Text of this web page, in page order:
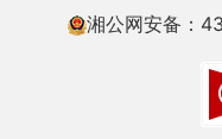
湘公网安备：